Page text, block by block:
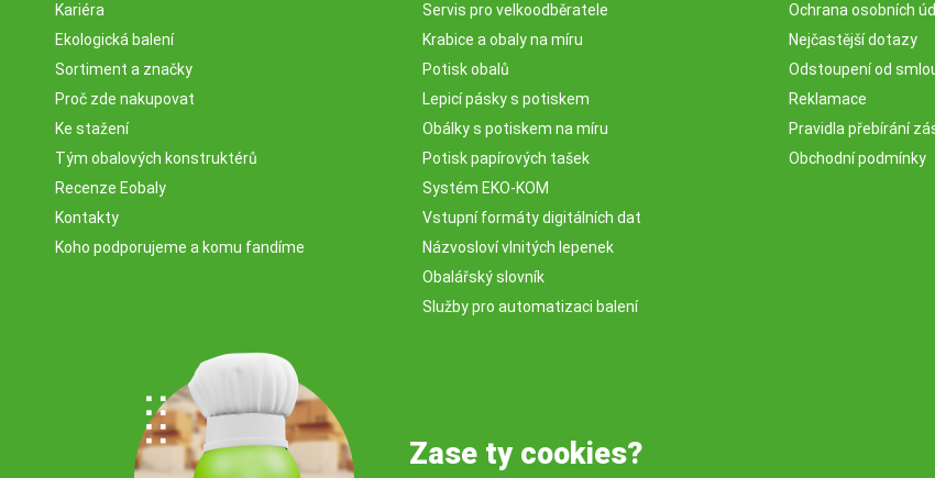
Kariéra
Ekologická balení
Sortiment a značky
Proč zde nakupovat
Ke stažení
Tým obalových konstruktérů
Recenze Eobaly
Kontakty
Koho podporujeme a komu fandíme
Servis pro velkoodběratele
Krabice a obaly na míru
Potisk obalů
Lepicí pásky s potiskem
Obálky s potiskem na míru
Potisk papírových tašek
Systém EKO-KOM
Vstupní formáty digitálních dat
Názvosloví vlnitých lepenek
Obalářský slovník
Služby pro automatizaci balení
Ochrana osobních
Nejčastější dotazy
Odstoupení od
Reklamace
Pravidla přebírání
Obchodní podmínky
Zase ty cookies?